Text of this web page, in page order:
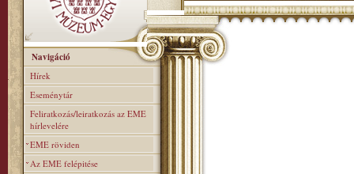
Navigáció
Hírek
Eseménytár
Feliratkozás/leiratkozás az EME
hírlevelére
EME röviden
Az EME felépitése